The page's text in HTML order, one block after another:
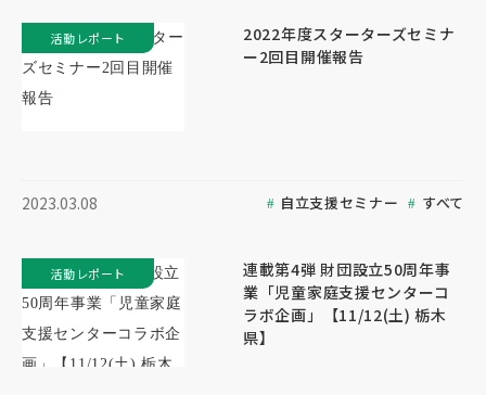
2022年度スターターズセミナ
ー2回目開催報告
2023.03.08 自立支援セミナー すべて
活動レポート
連載第4弾 財団設立50周年事
業「児童家庭支援センターコ
ラボ企画」【11/12(土) 栃木
県】
活動レポート